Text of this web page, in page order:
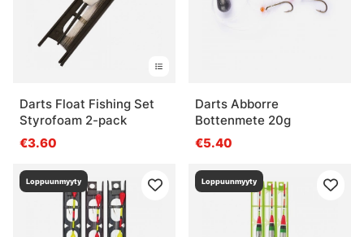
Darts Float Fishing Set
Styrofoam 2-pack
€3.60
Darts Abborre
Bottenmete 20g
€5.40
Loppuunmyyty Loppuunmyyty